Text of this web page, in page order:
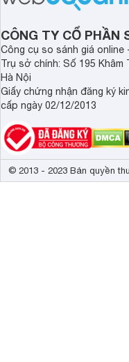
CÔNG TY CỔ PHẦN
Công cụ so sánh giá online
Trụ sở chính: Số 195 Khâm
Hà Nội
Giấy chứng nhận đăng ký
cấp ngày 02/12/2013
© 2013 - 2023 Bản quyền